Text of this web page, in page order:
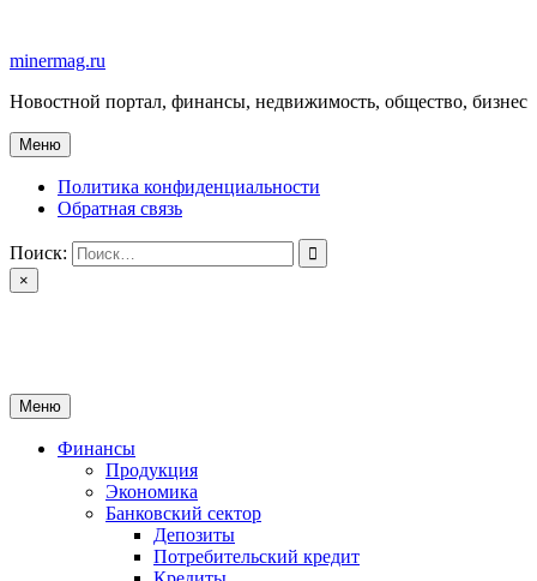
содержимому
minermag.ru
Новостной портал, финансы, недвижимость, общество, бизнес
Меню
Политика конфиденциальности
Обратная связь
Поиск:
×
Меню
Финансы
Продукция
Экономика
Банковский сектор
Депозиты
Потребительский кредит